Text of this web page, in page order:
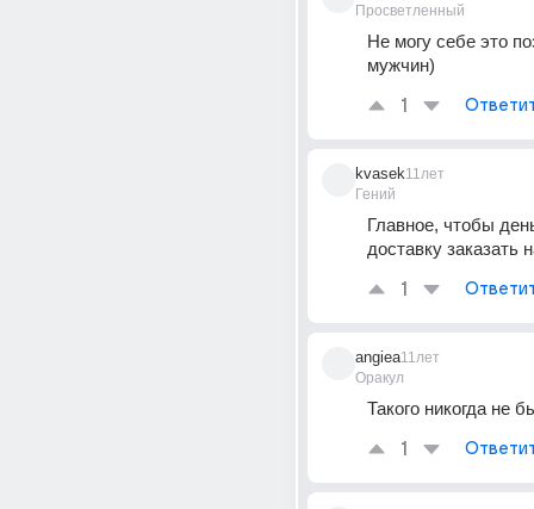
Просветленный
Не могу себе это
мужчин)
1
kvasek
Гений
11лет
Главное, чтобы
доставку заказать
1
angiea
Оракул
11лет
Такого никогда не
1